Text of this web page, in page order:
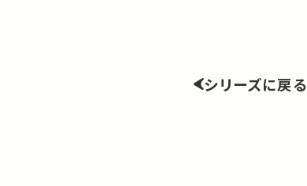
シリーズに戻る